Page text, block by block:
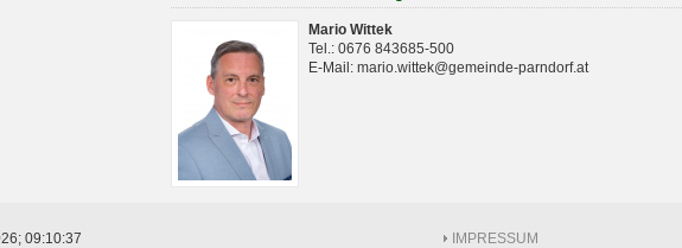
Mario Wittek
Tel.: 0676 843685-500
E-Mail: mario.wittek@gemeinde-parndorf.at
09:10:37 IMPRESSUM